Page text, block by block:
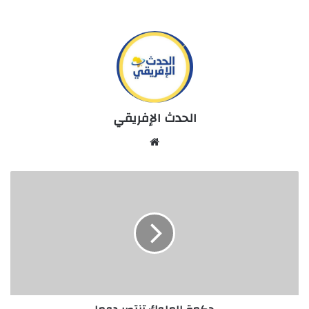
الحدث الإفريقي